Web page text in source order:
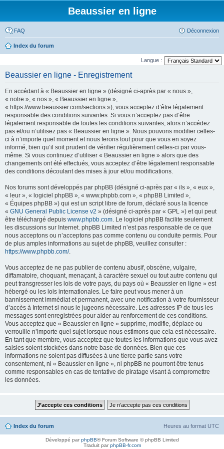
Beaussier en ligne
FAQ Déconnexion
Index du forum
Langue :
Beaussier en ligne - Enregistrement
En accédant à « Beaussier en ligne » (désigné ci-après par « nous »,
« notre », « nos », « Beaussier en ligne »,
« https://www.beaussier.com/sections »), vous acceptez d’être légalement
responsable des conditions suivantes. Si vous n’acceptez pas d’être
légalement responsable de toutes les conditions suivantes, alors n’accédez
pas et/ou n’utilisez pas « Beaussier en ligne ». Nous pouvons modifier celles-
ci à n’importe quel moment et nous ferons tout pour que vous en soyez
informé, bien qu’il soit prudent de vérifier régulièrement celles-ci par vous-
même. Si vous continuez d’utiliser « Beaussier en ligne » alors que des
changements ont été effectués, vous acceptez d’être légalement responsable
des conditions découlant des mises à jour et/ou modifications.
Nos forums sont développés par phpBB (désigné ci-après par « ils », « eux »,
« leur », « logiciel phpBB », « www.phpbb.com », « phpBB Limited »,
« Équipes phpBB ») qui est un script libre de forum, déclaré sous la licence
« GNU General Public License v2 » (désigné ci-après par « GPL ») et qui peut
être téléchargé depuis www.phpbb.com. Le logiciel phpBB facilite seulement
les discussions sur Internet. phpBB Limited n’est pas responsable de ce que
nous acceptons ou n’acceptons pas comme contenu ou conduite permis. Pour
de plus amples informations au sujet de phpBB, veuillez consulter :
https://www.phpbb.com/.
Vous acceptez de ne pas publier de contenu abusif, obscène, vulgaire,
diffamatoire, choquant, menaçant, à caractère sexuel ou tout autre contenu qui
peut transgresser les lois de votre pays, du pays où « Beaussier en ligne » est
hébergé ou les lois internationales. Le faire peut vous mener à un
bannissement immédiat et permanent, avec une notification à votre fournisseur
d’accès à Internet si nous le jugeons nécessaire. Les adresses IP de tous les
messages sont enregistrées pour aider au renforcement de ces conditions.
Vous acceptez que « Beaussier en ligne » supprime, modifie, déplace ou
verrouille n’importe quel sujet lorsque nous estimons que cela est nécessaire.
En tant que membre, vous acceptez que toutes les informations que vous avez
saisies soient stockées dans notre base de données. Bien que ces
informations ne soient pas diffusées à une tierce partie sans votre
consentement, ni « Beaussier en ligne », ni phpBB ne pourront être tenus
comme responsables en cas de tentative de piratage visant à compromettre
les données.
Index du forum Heures au format UTC
Développé parphpBB® Forum Software © phpBB Limited
Traduit parphpBB-fr.com